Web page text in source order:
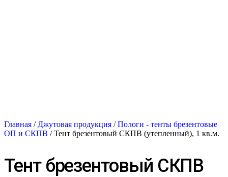
Главная / Джутовая продукция /Пологи - тенты брезентовые
ОП и СКПВ / Тент брезентовый СКПВ (утепленный), 1 кв.м.
Тент брезентовый СКПВ